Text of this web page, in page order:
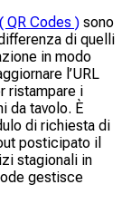
QR Codes ) sono
di quelli
in modo
l’URL
ristampare i
da tavolo. È
di richiesta di
posticipato il
stagionali in
gestisce